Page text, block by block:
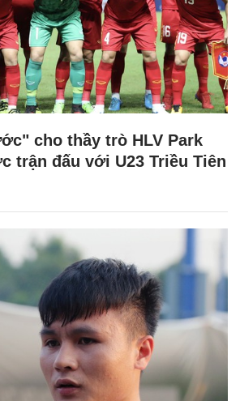
cho thầy trò HLV Park
trận đấu với U23 Triều Tiên